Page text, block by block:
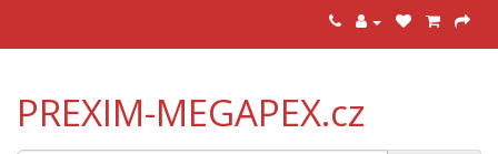
PREXIM-MEGAPEX.cz